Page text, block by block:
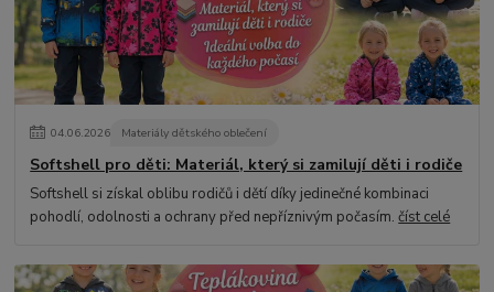
04.06.2026 Materiály dětského oblečení
Softshell pro děti: Materiál, který si zamilují děti i rodiče
Softshell si získal oblibu rodičů i dětí díky jedinečné kombinaci
pohodlí, odolnosti a ochrany před nepříznivým počasím.číst celé